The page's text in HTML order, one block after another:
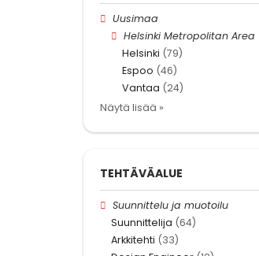
Uusimaa
Helsinki Metropolitan Area
Helsinki (79)
Espoo (46)
Vantaa (24)
Näytä lisää »
TEHTÄVÄALUE
Suunnittelu ja muotoilu
Suunnittelija (64)
Arkkitehti (33)